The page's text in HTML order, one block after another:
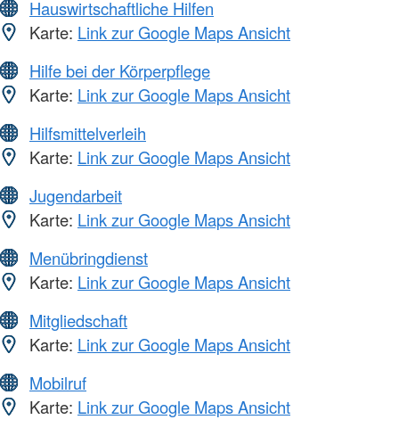
Hauswirtschaftliche Hilfen
Karte: Link zur Google Maps Ansicht
Hilfe bei der Körperpflege
Karte: Link zur Google Maps Ansicht
Hilfsmittelverleih
Karte: Link zur Google Maps Ansicht
Jugendarbeit
Karte: Link zur Google Maps Ansicht
Menübringdienst
Karte: Link zur Google Maps Ansicht
Mitgliedschaft
Karte: Link zur Google Maps Ansicht
Mobilruf
Karte: Link zur Google Maps Ansicht